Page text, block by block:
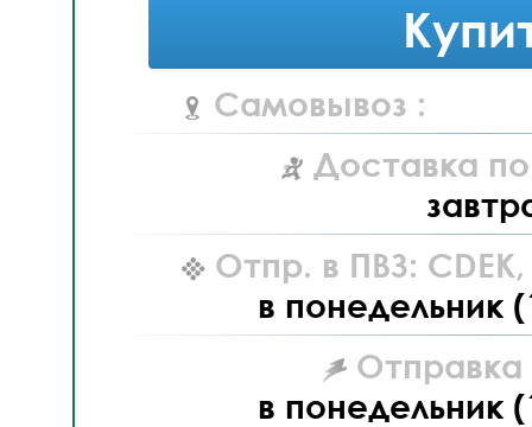
Самовывоз :
Доставка
Отпр. в ПВЗ: CDEK,
в понедельник
Отправка
в понедельник